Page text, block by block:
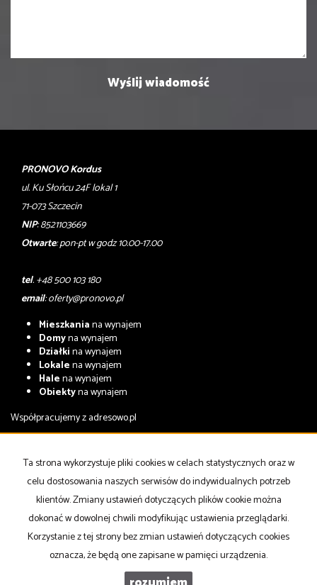
PRONOVO Kordus
ul. Ku Słońcu 24F lokal 1
71-073 Szczecin
NIP: 8521103669
Otwarte: pon-pt w godz 10.00-17.00
tel. +48 500 103 180
email:oferty@pronovo.pl
Mieszkaniana wynajem
Domyna wynajem
Działkina wynajem
Lokalena wynajem
Halena wynajem
Obiektyna wynajem
Współpracujemy zadresowo.pl
Domyna sprzedaż
Działkina sprzedaż
Lokalena sprzedaż
Halena sprzedaż
Obiekty na sprzedaż
Strona główna notatnik Kup Sprzedaj Kontakt
Ta strona wykorzystuje pliki cookies w celach statystycznych oraz w
celu dostosowania naszych serwisów do indywidualnych potrzeb
klientów. Zmiany ustawień dotyczących plików cookie można
dokonać w dowolnej chwili modyfikując ustawienia przeglądarki.
Korzystanie z tej strony bez zmian ustawień dotyczących cookies
oznacza, że będą one zapisane w pamięci urządzenia.